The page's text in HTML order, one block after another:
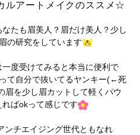
ルアートメイクのススメ☆
たも眉美人？眉だけ美人？少し
の研究をしています
度受けてみると本当に便利で
て自分で抜いてるヤンキー(←死
眉を少し眉カットして軽くパウ
ばokって感じです
ンチエイジング世代ともなれ